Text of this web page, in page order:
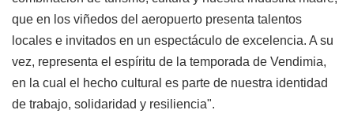
que en los viñedos del aeropuerto presenta talentos
locales e invitados en un espectáculo de excelencia. A su
vez, representa el espíritu de la temporada de Vendimia,
en la cual el hecho cultural es parte de nuestra identidad
de trabajo, solidaridad y resiliencia".